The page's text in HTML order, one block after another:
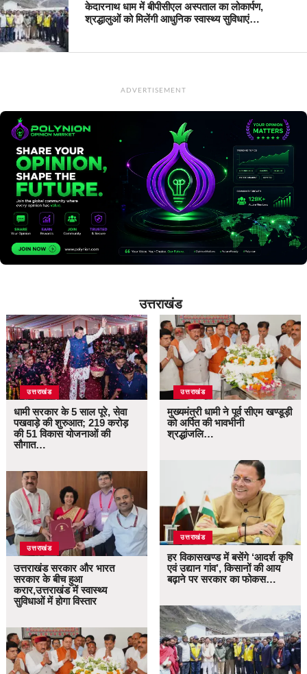
केदारनाथ धाम में बीपीसीएल अस्पताल का लोकार्पण,
श्रद्धालुओं को मिलेंगी आधुनिक स्वास्थ्य सुविधाएं…
ADVERTISEMENT
उत्तराखंड
उत्तराखंड
धामी सरकार के 5 साल पूरे, सेवा
पखवाड़े की शुरुआत; 219 करोड़
की 51 विकास योजनाओं की
सौगात…
उत्तराखंड
उत्तराखंड सरकार और भारत
सरकार के बीच हुआ
करार,उत्तराखंड में स्वास्थ्य
सुविधाओं में होगा विस्तार
उत्तराखंड
मुख्यमंत्री धामी ने पूर्व सीएम खण्डूड़ी
को अर्पित की भावभीनी
श्रद्धांजलि…
उत्तराखंड
हर विकासखण्ड में बसेंगे ‘आदर्श कृषि
एवं उद्यान गांव’, किसानों की आय
बढ़ाने पर सरकार का फोकस…